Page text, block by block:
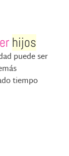
hijos
puede ser
tiempo